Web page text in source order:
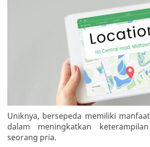
Uniknya, bersepeda memiliki
dalam meningkatkan
seorang pria.